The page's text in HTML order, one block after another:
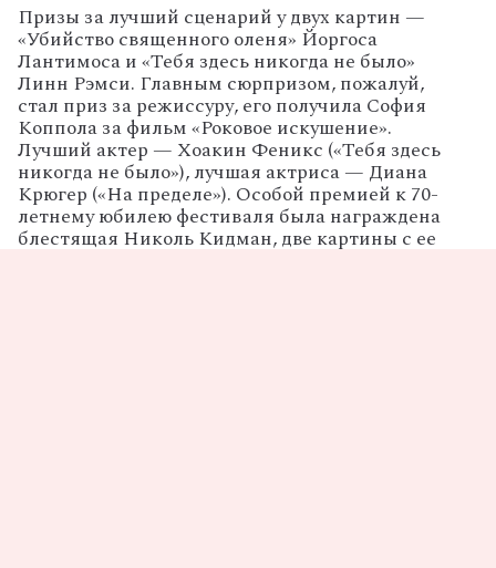
Призы за лучший сценарий у двух картин —
«Убийство священного оленя» Йоргоса
Лантимоса и «Тебя здесь никогда не было»
Линн Рэмси. Главным сюрпризом, пожалуй,
стал приз за режиссуру, его получила София
Коппола за фильм «Роковое искушение».
Лучший актер — Хоакин Феникс («Тебя здесь
никогда не было»), лучшая актриса — Диана
Крюгер («На пределе»). Особой премией к 70-
летнему юбилею фестиваля была награждена
блестящая Николь Кидман, две картины с ее